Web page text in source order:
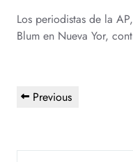
Los periodistas de la
Blum en Nueva Yor,
Previous